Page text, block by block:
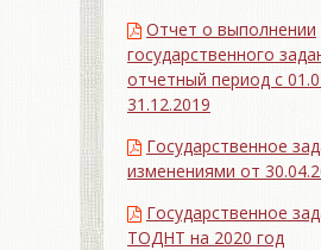
Отчет о выполнении
государственного
отчетный период с
31.12.2019
Государственное
изменениями от
Государственное
ТОДНТ на 2020 год